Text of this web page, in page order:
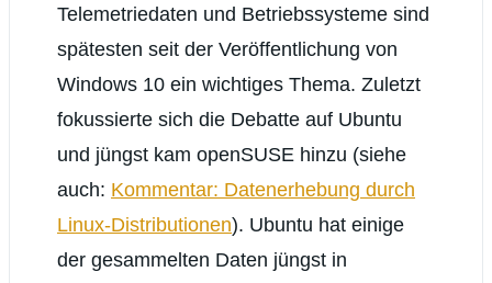
Telemetriedaten und Betriebssysteme sind
spätesten seit der Veröffentlichung von
Windows 10 ein wichtiges Thema. Zuletzt
fokussierte sich die Debatte auf Ubuntu
und jüngst kam openSUSE hinzu (siehe
auch: Kommentar: Datenerhebung durch
Linux-Distributionen). Ubuntu hat einige
der gesammelten Daten jüngst in